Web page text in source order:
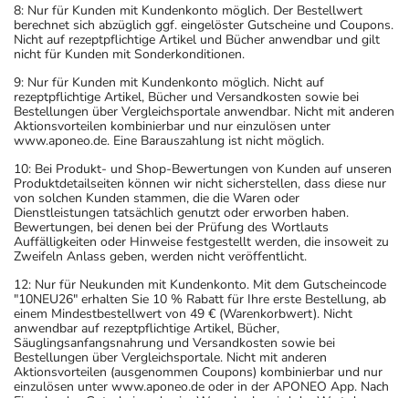
8: Nur für Kunden mit Kundenkonto möglich. Der Bestellwert
berechnet sich abzüglich ggf. eingelöster Gutscheine und Coupons.
Nicht auf rezeptpflichtige Artikel und Bücher anwendbar und gilt
nicht für Kunden mit Sonderkonditionen.
9: Nur für Kunden mit Kundenkonto möglich. Nicht auf
rezeptpflichtige Artikel, Bücher und Versandkosten sowie bei
Bestellungen über Vergleichsportale anwendbar. Nicht mit anderen
Aktionsvorteilen kombinierbar und nur einzulösen unter
www.aponeo.de. Eine Barauszahlung ist nicht möglich.
10: Bei Produkt- und Shop-Bewertungen von Kunden auf unseren
Produktdetailseiten können wir nicht sicherstellen, dass diese nur
von solchen Kunden stammen, die die Waren oder
Dienstleistungen tatsächlich genutzt oder erworben haben.
Bewertungen, bei denen bei der Prüfung des Wortlauts
Auffälligkeiten oder Hinweise festgestellt werden, die insoweit zu
Zweifeln Anlass geben, werden nicht veröffentlicht.
12: Nur für Neukunden mit Kundenkonto. Mit dem Gutscheincode
"10NEU26" erhalten Sie 10 % Rabatt für Ihre erste Bestellung, ab
einem Mindestbestellwert von 49 € (Warenkorbwert). Nicht
anwendbar auf rezeptpflichtige Artikel, Bücher,
Säuglingsanfangsnahrung und Versandkosten sowie bei
Bestellungen über Vergleichsportale. Nicht mit anderen
Aktionsvorteilen (ausgenommen Coupons) kombinierbar und nur
einzulösen unter www.aponeo.de oder in der APONEO App. Nach